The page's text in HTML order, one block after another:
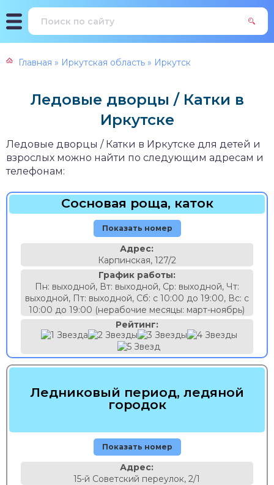
Главная » Иркутская область » Иркутск
Ледовые дворцы / Катки в
Иркутске
Ледовые дворцы / Катки в Иркутске для детей и
взрослых можно найти по следующим адресам и
телефонам:
Сосновая роща, каток
Показать номер
Адрес:
Карпинская, 127/2
График работы:
Пн: выходной, Вт: выходной, Ср: выходной, Чт:
выходной, Пт: выходной, Сб: с 10:00 до 19:00, Вс: с
10:00 до 19:00 (нерабочие месяцы: март-ноябрь)
Рейтинг:
Ледниковый период, ледяной
городок
Показать номер
Адрес:
15-й Советский переулок, 2/1